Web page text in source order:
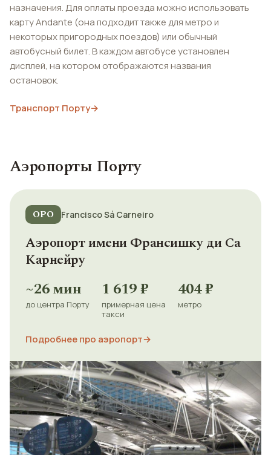
назначения. Для оплаты проезда можно использовать
карту Andante (она подходит также для метро и
некоторых пригородных поездов) или обычный
автобусный билет. В каждом автобусе установлен
дисплей, на котором отображаются названия
остановок.
Транспорт Порту→
Аэропорты Порту
OPO Francisco Sá Carneiro
Аэропорт имени Франсишку ди Са
Карнейру
~26 мин
до центра Порту
1 619 ₽
примерная цена
такси
404 ₽
метро
Подробнее про аэропорт→